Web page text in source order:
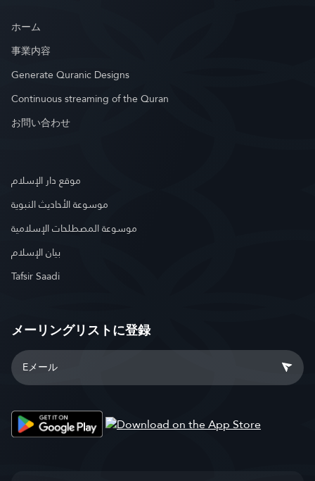
ホーム
事業内容
Generate Quranic Designs
Continuous streaming of the Quran
お問い合わせ
موقع دار الإسلام
موسوعة الأحاديث النبوية
موسوعة المصطلحات الإسلامية
بيان الإسلام
Tafsir Saadi
メーリングリストに登録